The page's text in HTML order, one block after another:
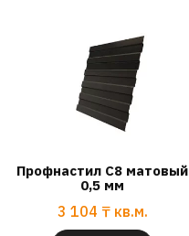
Профнастил С8 матовый
0,5 мм
3 104 ₸ кв.м.